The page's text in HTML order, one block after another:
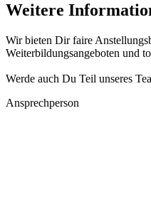
Weitere
Wir bieten Dir faire
Weiterbildungsangeboten und
Werde auch Du Teil unseres
Ansprechperson